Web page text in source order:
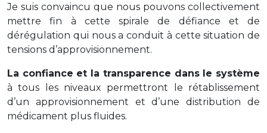
Je suis convaincu que nous pouvons collectivement
mettre fin à cette spirale de défiance et de
dérégulation qui nous a conduit à cette situation de
tensions d’approvisionnement.
La confiance et la transparence dans le système
à tous les niveaux permettront le rétablissement
d’un approvisionnement et d’une distribution de
médicament plus fluides.